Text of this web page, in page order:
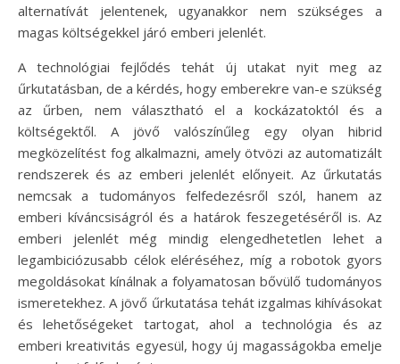
alternatívát jelentenek, ugyanakkor nem szükséges a
magas költségekkel járó emberi jelenlét.
A technológiai fejlődés tehát új utakat nyit meg az
űrkutatásban, de a kérdés, hogy emberekre van-e szükség
az űrben, nem választható el a kockázatoktól és a
költségektől. A jövő valószínűleg egy olyan hibrid
megközelítést fog alkalmazni, amely ötvözi az automatizált
rendszerek és az emberi jelenlét előnyeit. Az űrkutatás
nemcsak a tudományos felfedezésről szól, hanem az
emberi kíváncsiságról és a határok feszegetéséről is. Az
emberi jelenlét még mindig elengedhetetlen lehet a
legambiciózusabb célok eléréséhez, míg a robotok gyors
megoldásokat kínálnak a folyamatosan bővülő tudományos
ismeretekhez. A jövő űrkutatása tehát izgalmas kihívásokat
és lehetőségeket tartogat, ahol a technológia és az
emberi kreativitás egyesül, hogy új magasságokba emelje